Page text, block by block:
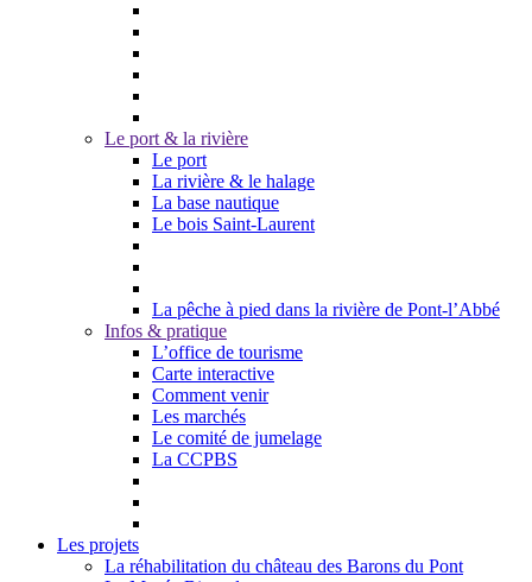
Le port & la rivière
Le port
La rivière & le halage
La base nautique
Le bois Saint-Laurent
La pêche à pied dans la rivière de Pont-l’Abbé
Infos & pratique
L’office de tourisme
Carte interactive
Comment venir
Les marchés
Le comité de jumelage
La CCPBS
Les projets
La réhabilitation du château des Barons du Pont